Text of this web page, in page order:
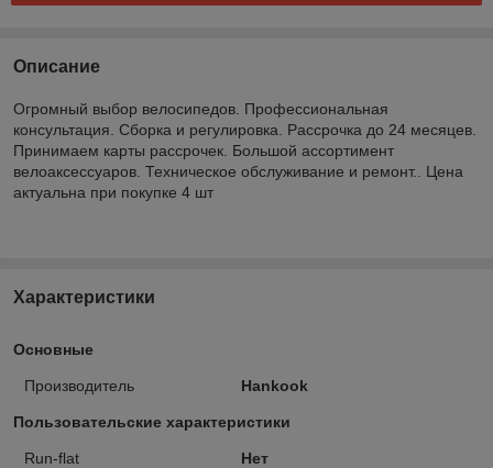
Описание
Огромный выбор велосипедов. Профессиональная
консультация. Сборка и регулировка. Рассрочка до 24 месяцев.
Принимаем карты рассрочек. Большой ассортимент
велоаксессуаров. Техническое обслуживание и ремонт.. Цена
актуальна при покупке 4 шт
Характеристики
Основные
Производитель Hankook
Пользовательские характеристики
Run-flat
Нет